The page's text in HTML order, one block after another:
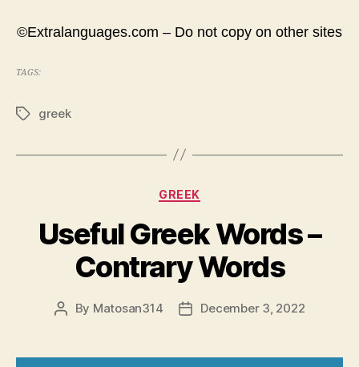
©Extralanguages.com – Do not copy on other sites
TAGS:
Tagsgreek
Categories
GREEK
Useful Greek Words –
Contrary Words
Post
By Matosan314
PostDecember 3, 2022